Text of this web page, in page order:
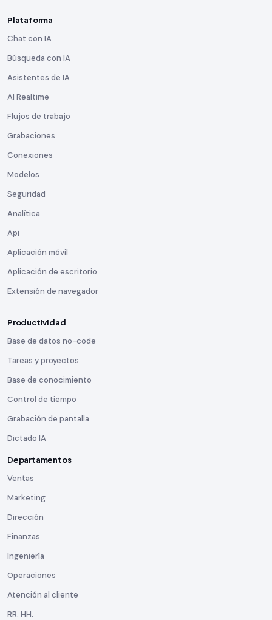
Plataforma
Chat con IA
Búsqueda con IA
Asistentes de IA
AI Realtime
Flujos de trabajo
Grabaciones
Conexiones
Modelos
Seguridad
Analítica
Api
Aplicación móvil
Aplicación de escritorio
Extensión de navegador
Productividad
Base de datos no-code
Tareas y proyectos
Base de conocimiento
Control de tiempo
Grabación de pantalla
Dictado IA
Departamentos
Ventas
Marketing
Dirección
Finanzas
Ingeniería
Operaciones
Atención al cliente
RR. HH.